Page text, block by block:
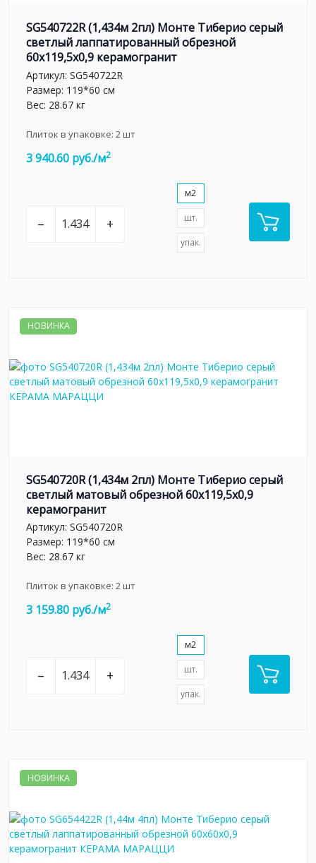
SG540722R (1,434м 2пл) Монте Тиберио серый
светлый лаппатированный обрезной
60x119,5x0,9 керамогранит
Артикул: SG540722R
Размер: 119*60 см
Вес: 28.67 кг
Плиток в упаковке: 2шт
3 940.60 руб./м2
– +
м2
шт.
упак.
НОВИНКА
SG540720R (1,434м 2пл) Монте Тиберио серый
светлый матовый обрезной 60x119,5x0,9
керамогранит
Артикул: SG540720R
Размер: 119*60 см
Вес: 28.67 кг
Плиток в упаковке: 2шт
3 159.80 руб./м2
– +
м2
шт.
упак.
НОВИНКА